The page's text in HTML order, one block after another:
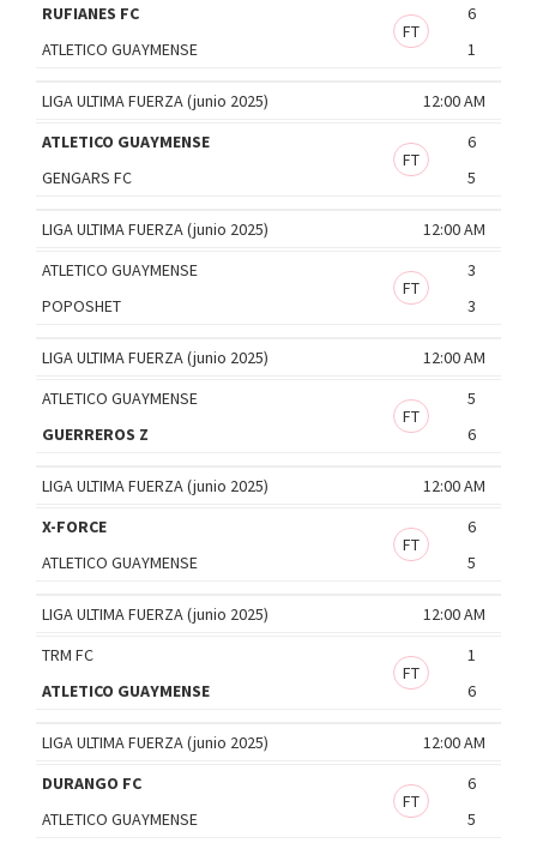
RUFIANES FC
6
FT
ATLETICO GUAYMENSE
1
12:00 AM
LIGA ULTIMA FUERZA (junio 2025)
ATLETICO GUAYMENSE
6
FT
GENGARS FC
5
12:00 AM
LIGA ULTIMA FUERZA (junio 2025)
ATLETICO GUAYMENSE
3
FT
POPOSHET
3
12:00 AM
LIGA ULTIMA FUERZA (junio 2025)
ATLETICO GUAYMENSE
5
FT
GUERREROS Z
6
12:00 AM
LIGA ULTIMA FUERZA (junio 2025)
X-FORCE
6
FT
ATLETICO GUAYMENSE
5
12:00 AM
LIGA ULTIMA FUERZA (junio 2025)
TRM FC
1
FT
ATLETICO GUAYMENSE
6
12:00 AM
LIGA ULTIMA FUERZA (junio 2025)
DURANGO FC
6
FT
ATLETICO GUAYMENSE
5